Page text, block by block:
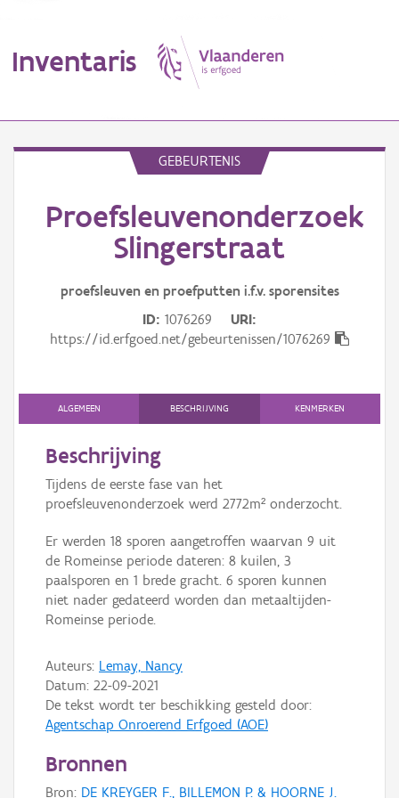
Inventaris
Erfgoedobject
Waarneming
Persoon of collectief
Downloads
Hergebruik
GEBEURTENIS
Proefsleuvenonderzoek
Slingerstraat
proefsleuven en proefputten i.f.v. sporensites
ID 1076269
URI
https://id.erfgoed.net/gebeurtenissen/1076269
ALGEMEEN BESCHRIJVING KENMERKEN
Beschrijving
Tijdens de eerste fase van het
proefsleuvenonderzoek werd 2772m² onderzocht.
Er werden 18 sporen aangetroffen waarvan 9 uit
de Romeinse periode dateren: 8 kuilen, 3
paalsporen en 1 brede gracht. 6 sporen kunnen
niet nader gedateerd worden dan metaaltijden-
Romeinse periode.
Auteurs: Lemay, Nancy
Datum: 22-09-2021
De tekst wordt ter beschikking gesteld door:
Agentschap Onroerend Erfgoed (AOE)
Bronnen
Bron: DE KREYGER F., BILLEMON P. & HOORNE J.